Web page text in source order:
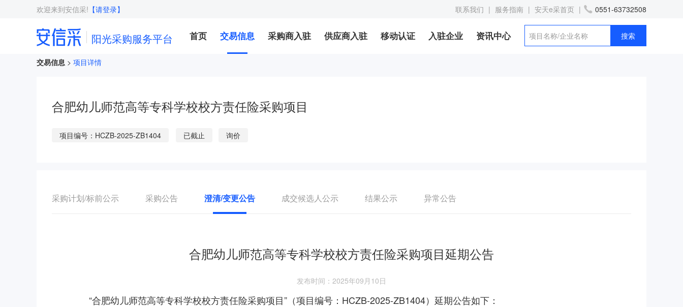
欢迎来到安信采! 【请登录】 联系我们 | 服务指南 | 安天e采首页 | 0551-63732508
阳光采购服务平台 首页 交易信息 采购商入驻 供应商入驻 移动认证 入驻企业 资讯中心
交易信息 > 项目详情
合肥幼儿师范高等专科学校校方责任险采购项目
项目编号：HCZB-2025-ZB1404 已截止 询价
采购计划/标前公示 采购公告 澄清/变更公告 成交候选人公示 结果公示 异常公告
合肥幼儿师范高等专科学校校方责任险采购项目延期公告
发布时间：2025年09月10日
“合肥幼儿师范高等专科学校校方责任险采购项目”（项目编号：HCZB-2025-ZB1404）延期公告如下：